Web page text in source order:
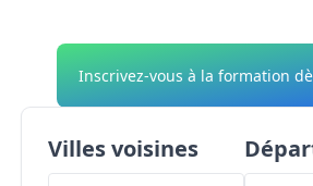
Inscrivez-vous à la formation
Villes voisines